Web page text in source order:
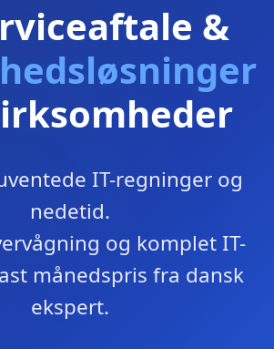
&
IT-regninger og
nedetid.
og komplet IT-
månedspris fra dansk
ekspert.